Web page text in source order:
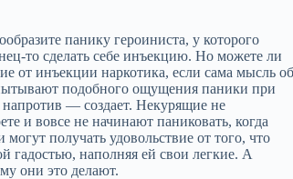
панику героиниста, у которого
сделать себе инъекцию. Но можете ли
от инъекции наркотика, если сама мысль
подобного ощущения паники при
напротив — создает. Некурящие не
и вовсе не начинают паниковать, когда
получать удовольствие от того, что
гадостью, наполняя ей свои легкие. А
они это делают.